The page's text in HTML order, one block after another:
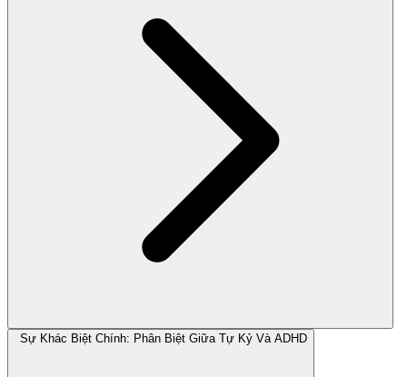
Sự Khác Biệt Chính: Phân Biệt Giữa Tự Kỷ Và ADHD